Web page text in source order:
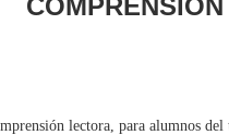
lectora, para alumnos